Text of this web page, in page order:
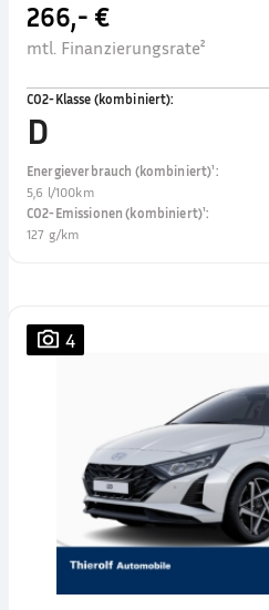
266,- €
mtl. Finanzierungsrate²
CO2-Klasse (kombiniert):
D
Energieverbrauch (kombiniert)¹:
5,6 l/100km
CO2-Emissionen (kombiniert)¹:
127 g/km
4